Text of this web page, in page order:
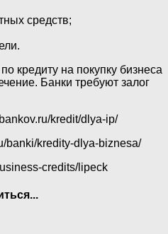
средств;
кредиту на покупку бизнеса
Банки требуют залог
kredit/dlya-ip/
banki/kredity-dlya-biznesa/
credits/lipeck